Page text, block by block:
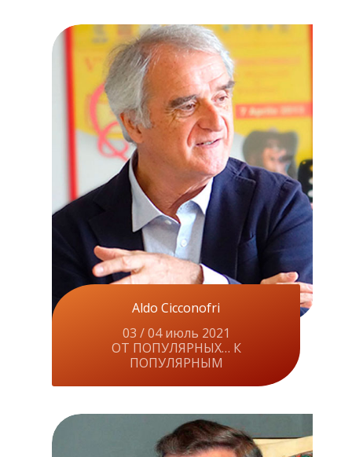
Aldo Cicconofri
03 / 04 июль 2021
ОТ ПОПУЛЯРНЫХ… К
ПОПУЛЯРНЫМ